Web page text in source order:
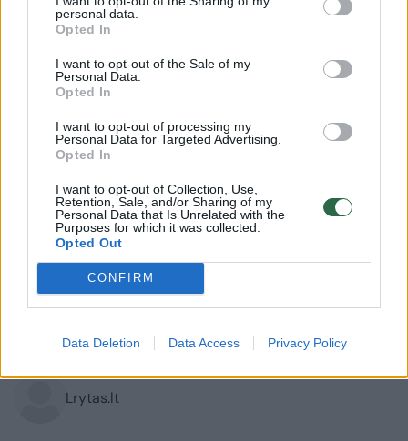
personal data.
Opted In
I want to opt-out of the Sale of my
Personal Data.
Opted In
I want to opt-out of processing my
Personal Data for Targeted Advertising.
Opted In
I want to opt-out of Collection, Use,
Retention, Sale, and/or Sharing of my
Personal Data that Is Unrelated with the
Purposes for which it was collected.
Opted Out
CONFIRM
Data Deletion Data Access Privacy Policy
Sportas Krepšinis
Mirė penkiskart NBA ir pasaulio
čempionas D. Nelsonas
Lrytas.lt